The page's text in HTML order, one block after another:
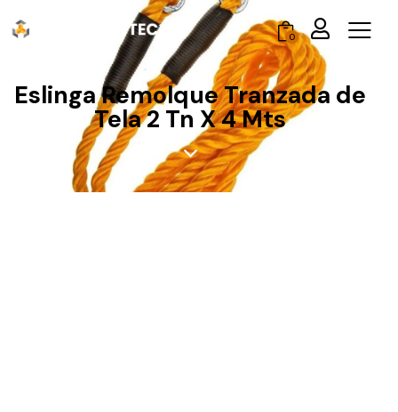
0
Eslinga Remolque Tranzada de
Tela 2 Tn X 4 Mts